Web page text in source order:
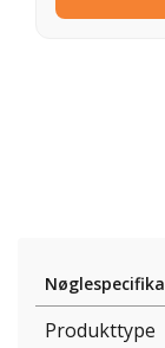
Produkttype